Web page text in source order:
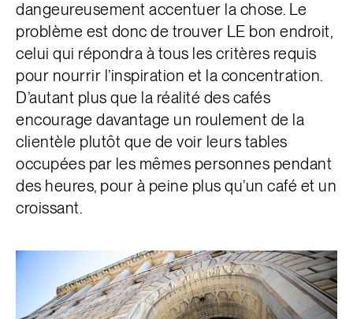
dangeureusement accentuer la chose. Le
problème est donc de trouver LE bon endroit,
celui qui répondra à tous les critères requis
pour nourrir l’inspiration et la concentration.
D’autant plus que la réalité des cafés
encourage davantage un roulement de la
clientèle plutôt que de voir leurs tables
occupées par les mêmes personnes pendant
des heures, pour à peine plus qu’un café et un
croissant.